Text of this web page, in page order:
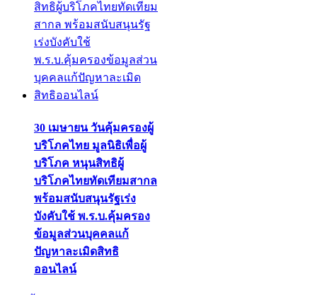
30 เมษายน วันคุ้มครองผู้
บริโภคไทย มูลนิธิเพื่อผู้
บริโภค หนุนสิทธิผู้
บริโภคไทยทัดเทียมสากล
พร้อมสนับสนุนรัฐเร่ง
บังคับใช้ พ.ร.บ.คุ้มครอง
ข้อมูลส่วนบุคคลแก้
ปัญหาละเมิดสิทธิ
ออนไลน์